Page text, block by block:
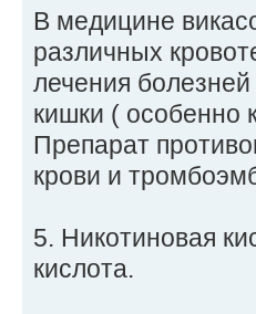
В медицине
различных
лечения
кишки ( особенно
Препарат
крови и
5. Никотиновая
кислота.